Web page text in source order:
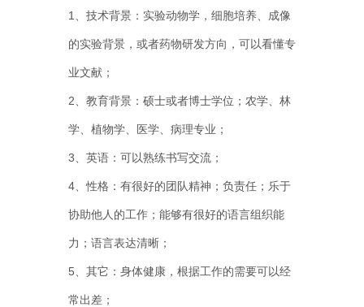
1、技术背景：实验动物学，细胞培养、成像
的实验背景，或者药物研发方向，可以看懂专
业文献；
2、教育背景：硕士或者博士学位；农学、林
学、植物学、医学、病理专业；
3、英语：可以熟练书写交流；
4、性格：有很好的团队精神；负责任；乐于
协助他人的工作；能够有很好的语言组织能
力；语言表达清晰；
5、其它：身体健康，根据工作的需要可以经
常出差；